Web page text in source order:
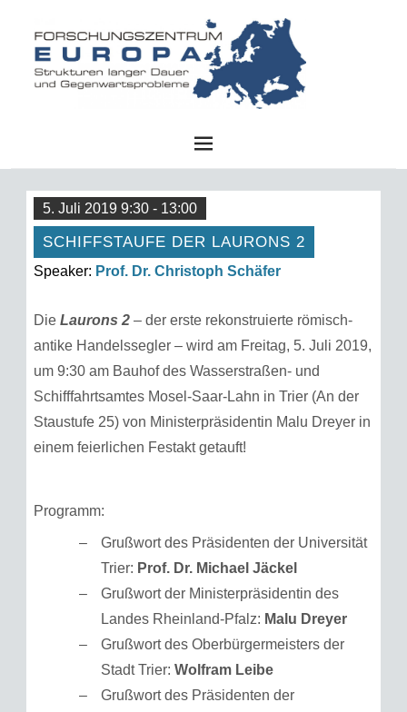
5. Juli 2019 9:30 - 13:00
SCHIFFSTAUFE DER LAURONS 2
Speaker: Prof. Dr. Christoph Schäfer
Die Laurons 2– der erste rekonstruierte römisch-
antike Handelssegler – wird am Freitag, 5. Juli 2019,
um 9:30 am Bauhof des Wasserstraßen- und
Schifffahrtsamtes Mosel-Saar-Lahn in Trier (An der
Staustufe 25) von Ministerpräsidentin Malu Dreyer in
einem feierlichen Festakt getauft!
Programm:
Grußwort des Präsidenten der Universität
Trier: Prof. Dr. Michael Jäckel
Grußwort der Ministerpräsidentin des
Landes Rheinland-Pfalz: Malu Dreyer
Grußwort des Oberbürgermeisters der
Stadt Trier: Wolfram Leibe
Grußwort des Präsidenten der